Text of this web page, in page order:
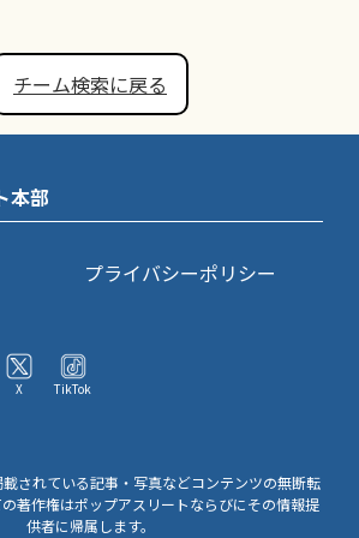
チーム検索に戻る
本部
プライバシーポリシー
X TikTok
されている記事・写真などコンテンツの無断転
著作権はポップアスリートならびにその情報提
供者に帰属します。